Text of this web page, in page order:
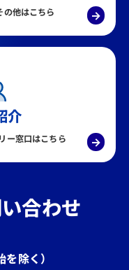
の他はこちら →
介
ー窓口はこちら →
合わせ
を除く）